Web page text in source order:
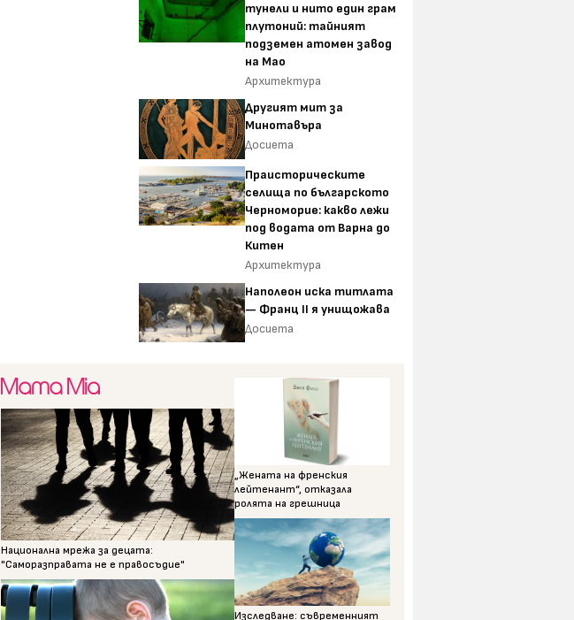
тунели и нито един грам
плутоний: тайният
подземен атомен завод
на Мао
Архитектура
Другият мит за
Минотавъра
Досиета
Праисторическите
селища по българското
Черноморие: какво лежи
под водата от Варна до
Китен
Архитектура
Наполеон иска титлата
— Франц II я унищожава
Досиета
Национална мрежа за децата:
"Саморазправата не е правосъдие"
„Жената на френския
лейтенант“, отказала
ролята на грешница
Изследване: съвременният